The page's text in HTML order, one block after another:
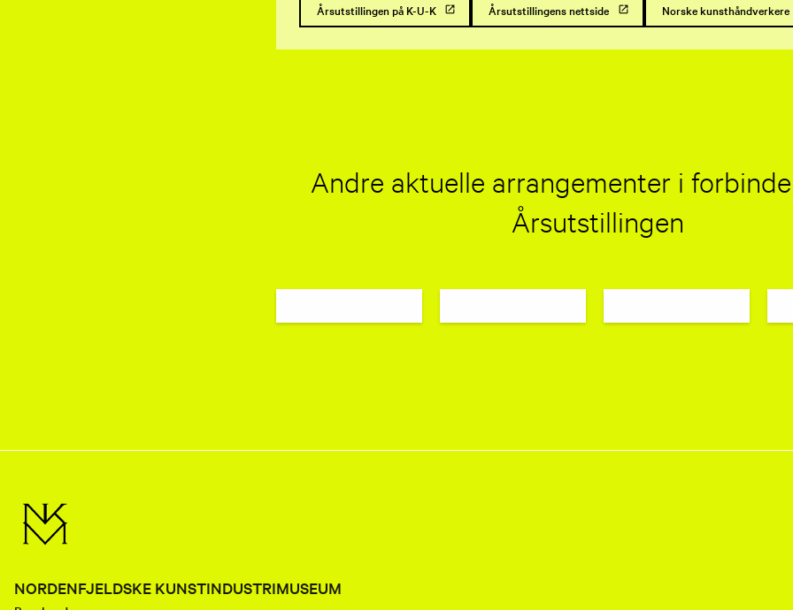
Årsutstillingen på K-U-K Årsutstillingens nettside Norske kunsthåndverkere
Andre aktuelle arrangementer i
Årsutstillingen
NORDENFJELDSKE KUNSTINDUSTRIMUSEUM